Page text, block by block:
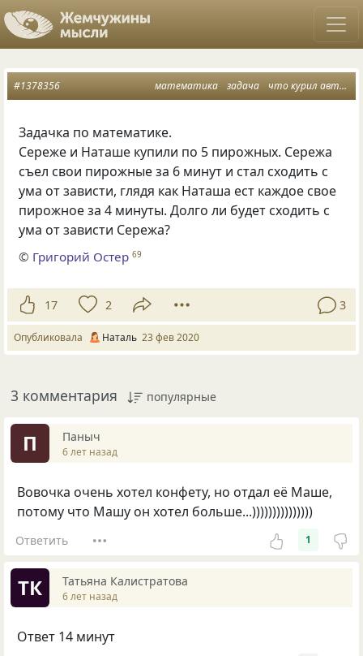
математика задача что курил автор
#1378356
Задачка по математике.
Сереже и Наташе купили по 5 пирожных. Сережа
съел свои пирожные за 6 минут и стал сходить с
ума от зависти, глядя как Наташа ест каждое свое
пирожное за 4 минуты. Долго ли будет сходить с
ума от зависти Сережа?
© Григорий Остер 69
17 2 3
Опубликовала Наталь 23 фев 2020
3 комментария популярные
П Паныч
6 лет назад
Вовочка очень хотел конфету, но отдал её Маше,
потому что Машу он хотел больше...)))))))))))))))
Ответить 1
ТК Татьяна Калистратова
6 лет назад
Ответ 14 минут